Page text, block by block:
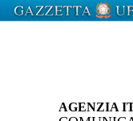
AGENZIA